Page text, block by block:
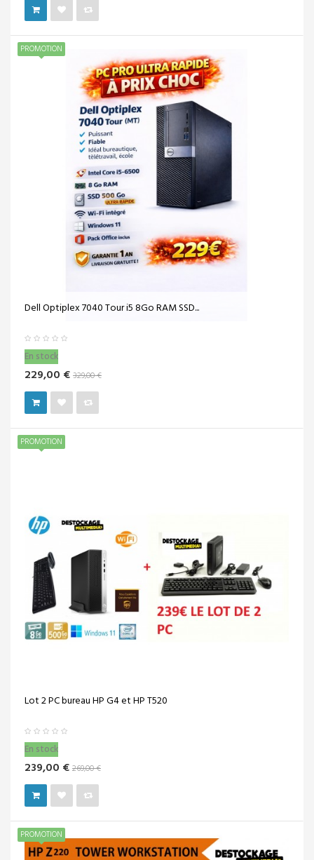
PROMOTION
Dell Optiplex 7040 Tour i5 8Go RAM SSD...
En stock
229,00 € 329,00 €
PROMOTION
Lot 2 PC bureau HP G4 et HP T520
En stock
239,00 € 269,00 €
PROMOTION